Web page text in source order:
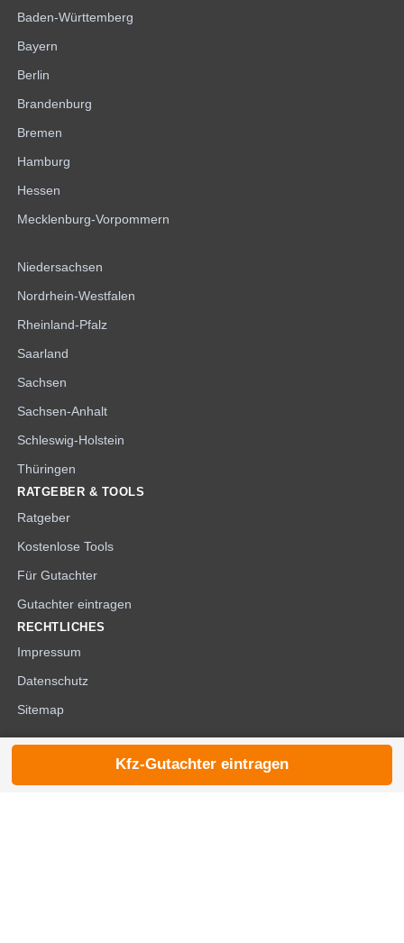
Baden-Württemberg
Bayern
Berlin
Brandenburg
Bremen
Hamburg
Hessen
Mecklenburg-Vorpommern
Niedersachsen
Nordrhein-Westfalen
Rheinland-Pfalz
Saarland
Sachsen
Sachsen-Anhalt
Schleswig-Holstein
Thüringen
RATGEBER & TOOLS
Ratgeber
Kostenlose Tools
Für Gutachter
Gutachter eintragen
RECHTLICHES
Impressum
Datenschutz
Sitemap
© 2026 die-kfzgutachter.de
Kfz-Gutachter eintragen